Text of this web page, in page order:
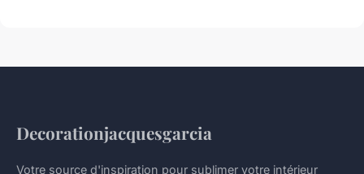
Decorationjacquesgarcia
Votre source d'inspiration pour sublimer votre intérieur